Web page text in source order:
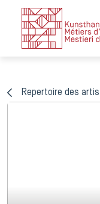
Repertoire des